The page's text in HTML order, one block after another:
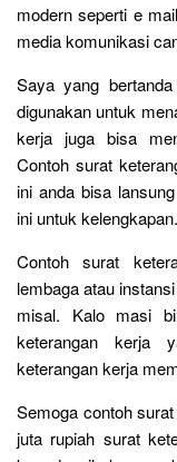
modern seperti e
media komunikasi
Saya yang
digunakan untuk
kerja juga bisa
Contoh surat
ini anda bisa
ini untuk kelengkapan.
Contoh surat
lembaga atau
misal. Kalo masi
keterangan kerja
keterangan kerja
Semoga contoh
juta rupiah surat